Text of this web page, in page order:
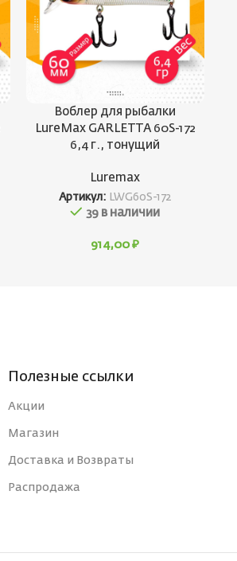
Воблер для рыбалки
LureMax GARLETTA 60S-172
6,4 г., тонущий
Luremax
Артикул: LWG60S-172
39 в наличии
914,00₽
Полезные ссылки
Акции
Магазин
Доставка и Возвраты
Распродажа